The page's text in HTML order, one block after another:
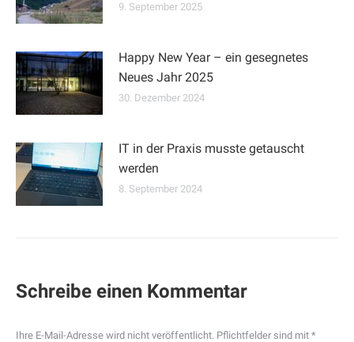
9. September 2025
Happy New Year – ein gesegnetes
Neues Jahr 2025
30. Dezember 2024
IT in der Praxis musste getauscht
werden
8. September 2024
Schreibe einen Kommentar
Ihre E-Mail-Adresse wird nicht veröffentlicht. Pflichtfelder sind mit *